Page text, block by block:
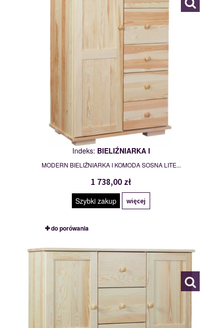
Indeks: BIELIŹNIARKA I
MODERN BIELIŹNIARKA I KOMODA SOSNA LITE...
1 738,00 zł
Szybki zakup więcej
do porówania
BIELIŹNIARKA II
113040